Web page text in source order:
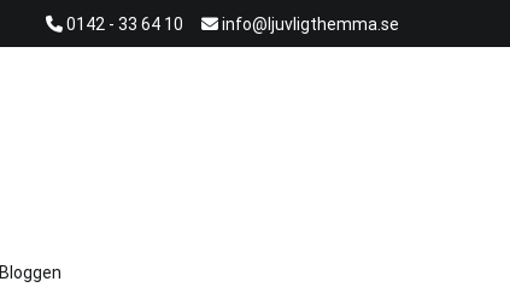
0142 - 33 64 10 info@ljuvligthemma.se
Bloggen